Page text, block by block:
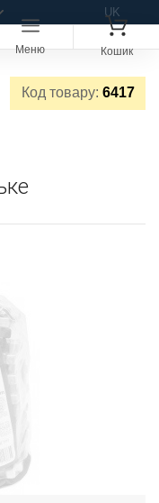
UK
Меню Кошик
Код товару: 6417